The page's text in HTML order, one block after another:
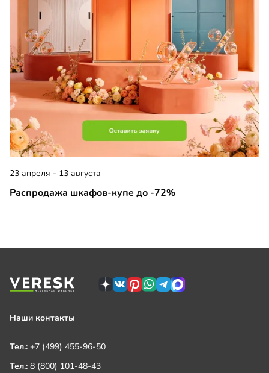
23 апреля - 13 августа
Распродажа шкафов-купе до -72%
Наши контакты
Тел.: +7 (499) 455-96-50
Тел.: 8 (800) 101-48-43